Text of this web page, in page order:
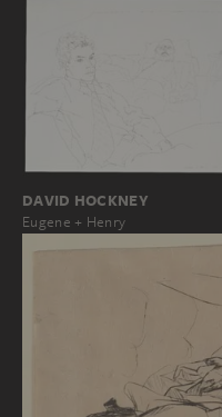
DAVID HOCKNEY
Eugene + Henry